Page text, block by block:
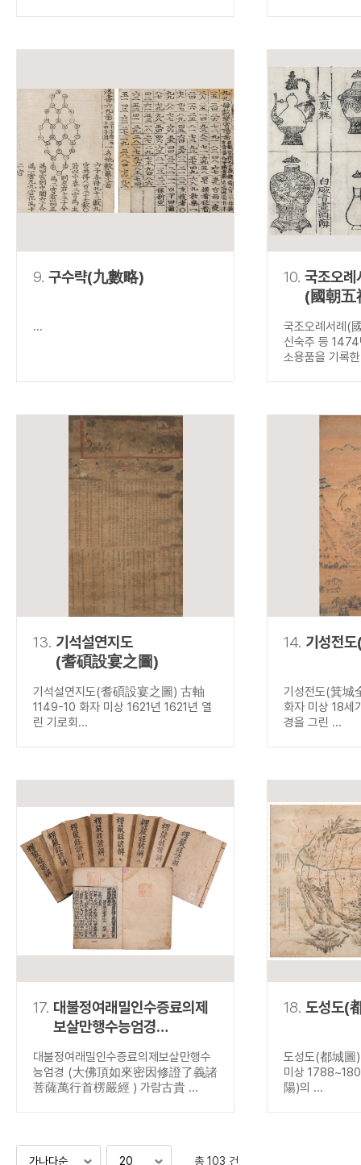
9. 구수략(九數略)
...
10. 국조오례
(國朝五
국조오례서례(
신숙주 등
소용품을 기록
13. 기석설연지도
(耆碩設宴之圖)
기석설연지도(耆碩設宴之圖) 古軸
1149-10 화자 미상 1621년 1621년 열
린 기로회...
14. 기성전
기성전도(箕
화자 미상 18세
경을 그린 ...
17. 대불정여래밀인수증료의제
보살만행수능엄경
義諸菩薩萬行首楞嚴經 )
대불정여래밀인수증료의제보살만행수
능엄경 (大佛頂如來密因修證了義諸
菩薩萬行首楞嚴經 ) 가람古貴 ...
18. 도성도(
도성도(都城
미상
陽)의 ...
총 103 건